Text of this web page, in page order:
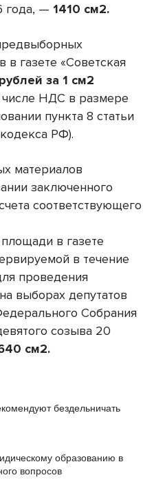
года, — 1410 см2.
в газете «Советская
за 1 см2
числе НДС в размере
пункта 8 статьи
РФ).
материалов
заключенного
соответствующего
в газете
в течение
проведения
выборах депутатов
Собрания
созыва 20
см2.
бездельничать
образованию в
вопросов